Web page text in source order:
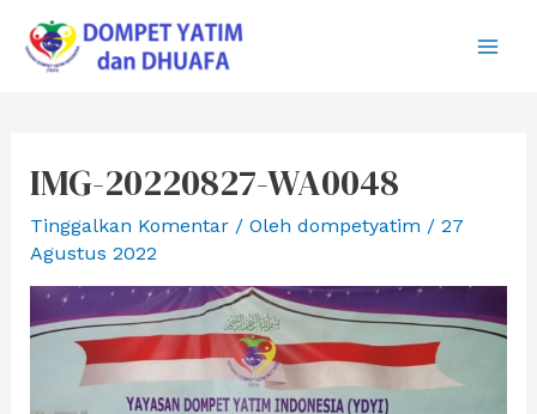
konten
IMG-20220827-WA0048
Tinggalkan Komentar / Oleh dompetyatim / 27
Agustus 2022